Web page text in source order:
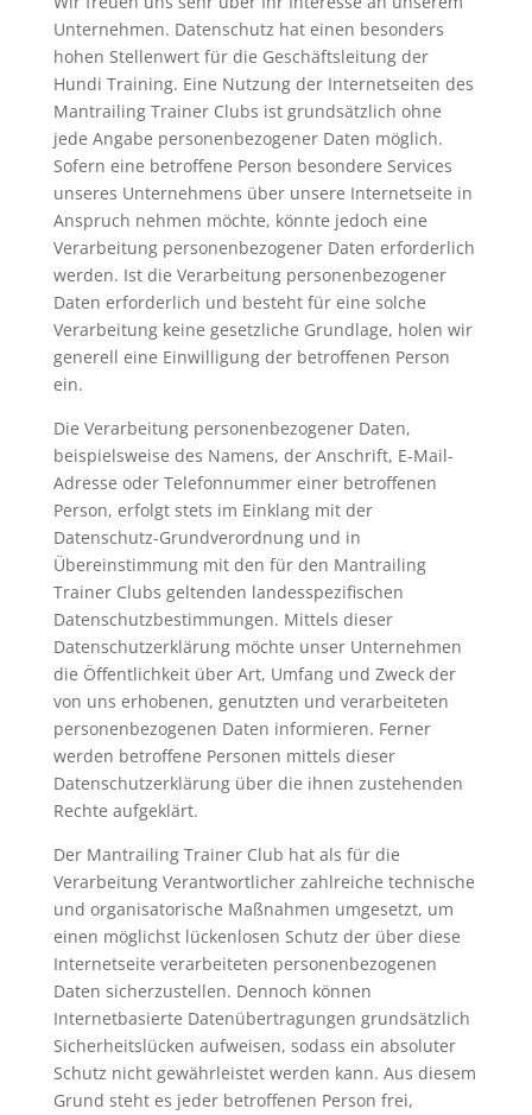
Unternehmen. Datenschutz hat einen besonders
hohen Stellenwert für die Geschäftsleitung der
Hundi Training. Eine Nutzung der Internetseiten des
Mantrailing Trainer Clubs ist grundsätzlich ohne
jede Angabe personenbezogener Daten möglich.
Sofern eine betroffene Person besondere Services
unseres Unternehmens über unsere Internetseite in
Anspruch nehmen möchte, könnte jedoch eine
Verarbeitung personenbezogener Daten erforderlich
werden. Ist die Verarbeitung personenbezogener
Daten erforderlich und besteht für eine solche
Verarbeitung keine gesetzliche Grundlage, holen wir
generell eine Einwilligung der betroffenen Person
ein.
Die Verarbeitung personenbezogener Daten,
beispielsweise des Namens, der Anschrift, E-Mail-
Adresse oder Telefonnummer einer betroffenen
Person, erfolgt stets im Einklang mit der
Datenschutz-Grundverordnung und in
Übereinstimmung mit den für den Mantrailing
Trainer Clubs geltenden landesspezifischen
Datenschutzbestimmungen. Mittels dieser
Datenschutzerklärung möchte unser Unternehmen
die Öffentlichkeit über Art, Umfang und Zweck der
von uns erhobenen, genutzten und verarbeiteten
personenbezogenen Daten informieren. Ferner
werden betroffene Personen mittels dieser
Datenschutzerklärung über die ihnen zustehenden
Rechte aufgeklärt.
Der Mantrailing Trainer Club hat als für die
Verarbeitung Verantwortlicher zahlreiche technische
und organisatorische Maßnahmen umgesetzt, um
einen möglichst lückenlosen Schutz der über diese
Internetseite verarbeiteten personenbezogenen
Daten sicherzustellen. Dennoch können
Internetbasierte Datenübertragungen grundsätzlich
Sicherheitslücken aufweisen, sodass ein absoluter
Schutz nicht gewährleistet werden kann. Aus diesem
Grund steht es jeder betroffenen Person frei,